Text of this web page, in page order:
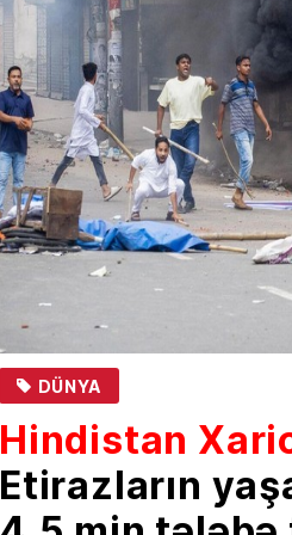
DÜNYA
Hindistan
Etirazların